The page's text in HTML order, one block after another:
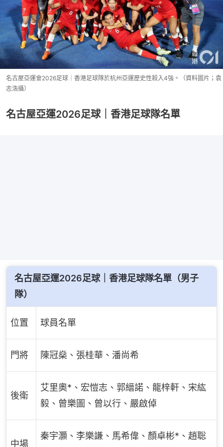
名古屋亞運會2026足球｜香港足球隊於杭州亞運歷史性殺入4強。（資料圖片；袁
志浩攝）
名古屋亞運2026足球｜香港足球隊名單
名古屋亞運2026足球｜香港足球隊名單（男子
隊）
位置 球員名單
門將 陳冠燊、張桂華、潘尚希
後衛
艾里奧*、宏愷志、郭縉諾、龍梓軒、宋紘
毅、曾樂圖、曾以行、嚴啟倬
中場
秦宇灝、李樂謙、馬希偉、顏卓彬*、趙聡